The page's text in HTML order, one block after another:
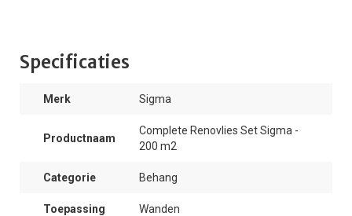
Specificaties
Merk Sigma
Productnaam
Complete Renovlies Set Sigma -
200 m2
Categorie Behang
Toepassing Wanden